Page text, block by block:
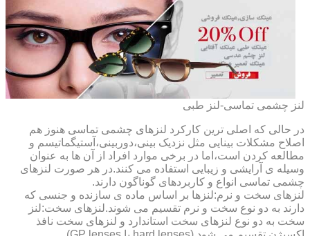
لنز چشمی تماسی-لنز طبی
در حالی که اصلی ترین کارکرد لنزهای چشمی تماسی هنوز هم
اصلاح مشکلات بینایی مثل نزدیک بینی،دوربینی،آستیگماتیسم و
مطالعه کردن است،اما در برخی موارد افراد از آن ها به عنوان
وسیله ی آرایشی و زیبایی استفاده می کنند.در هر صورت لنزهای
چشمی تماسی انواع و کاربردهای گوناگون دارند.
لنزهای سخت و نرم:لنزها بر اساس ماده ی سازنده و جنسی که
دارند به دو نوع سخت و نرم تقسیم می شوند.لنزهای سخت:لنز
سخت به دو نوع لنزهای سخت استاندارد و لنزهای سخت نافذ